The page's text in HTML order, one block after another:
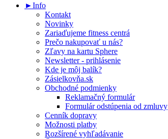
►Info
Kontakt
Novinky
Zariaďujeme fitness centrá
Prečo nakupovať u nás?
Zľavy na kartu Sphere
Newsletter - prihlásenie
Kde je môj balík?
Zásielkovňa.sk
Obchodné podmienky
Reklamačný formulár
Formulár odstúpenia od zmluvy
Cenník dopravy
Možnosti platby
Rozšírené vyhľadávanie